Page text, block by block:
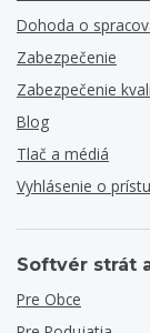
Dohoda o
Zabezpečenie
Zabezpečenie
Blog
Tlač a médiá
Vyhlásenie o
Softvér strát
Pre Obce